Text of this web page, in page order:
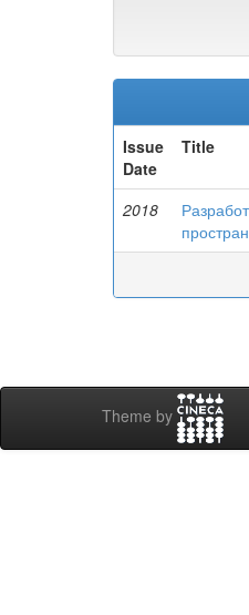
Issue
Date
Title
2018
Theme by